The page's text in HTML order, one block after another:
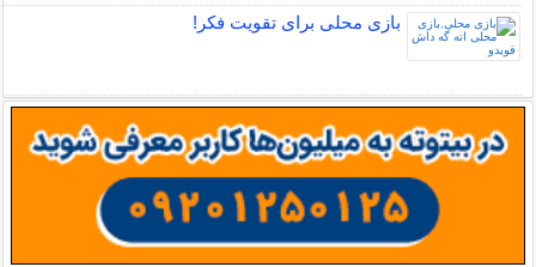
بازی محلی برای تقویت فکر!